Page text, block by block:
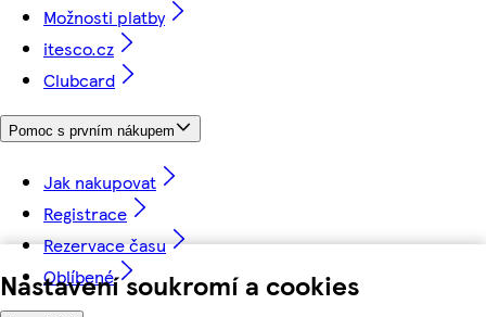
Nastavení soukromí a cookies
Možnosti platby
itesco.cz
Clubcard
Pomoc s prvním nákupem
Jak nakupovat
Registrace
Rezervace času
Oblíbené